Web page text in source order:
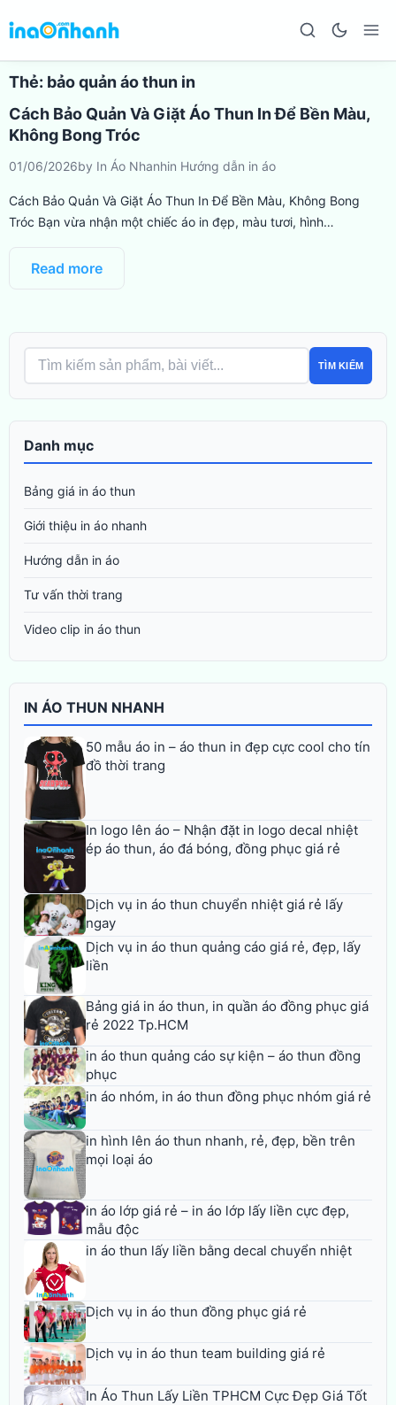
Thẻ: bảo quản áo thun in
Cách Bảo Quản Và Giặt Áo Thun In Để Bền Màu,
Không Bong Tróc
01/06/2026by In Áo Nhanhin Hướng dẫn in áo
Cách Bảo Quản Và Giặt Áo Thun In Để Bền Màu, Không Bong
Tróc Bạn vừa nhận một chiếc áo in đẹp, màu tươi, hình…
Read more
TÌM KIẾM
Danh mục
Bảng giá in áo thun
Giới thiệu in áo nhanh
Hướng dẫn in áo
Tư vấn thời trang
Video clip in áo thun
IN ÁO THUN NHANH
50 mẫu áo in – áo thun in đẹp cực cool cho tín
đồ thời trang
In logo lên áo – Nhận đặt in logo decal nhiệt
ép áo thun, áo đá bóng, đồng phục giá rẻ
Dịch vụ in áo thun chuyển nhiệt giá rẻ lấy
ngay
Dịch vụ in áo thun quảng cáo giá rẻ, đẹp, lấy
liền
Bảng giá in áo thun, in quần áo đồng phục giá
rẻ 2022 Tp.HCM
in áo thun quảng cáo sự kiện – áo thun đồng
phục
in áo nhóm, in áo thun đồng phục nhóm giá rẻ
in hình lên áo thun nhanh, rẻ, đẹp, bền trên
mọi loại áo
in áo lớp giá rẻ – in áo lớp lấy liền cực đẹp,
mẫu độc
in áo thun lấy liền bằng decal chuyển nhiệt
Dịch vụ in áo thun đồng phục giá rẻ
Dịch vụ in áo thun team building giá rẻ
In Áo Thun Lấy Liền TPHCM Cực Đẹp Giá Tốt